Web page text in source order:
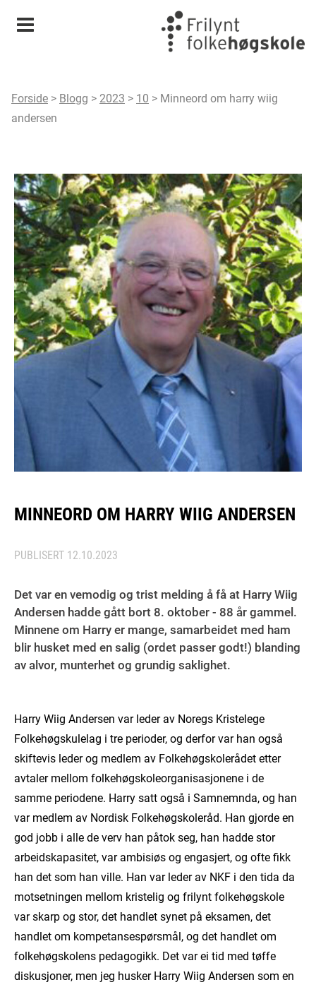
Meny
Forside > Blogg > 2023 > 10 > Minneord om harry wiig
andersen
MINNEORD OM HARRY WIIG ANDERSEN
PUBLISERT 12.10.2023
Det var en vemodig og trist melding å få at Harry Wiig
Andersen hadde gått bort 8. oktober - 88 år gammel.
Minnene om Harry er mange, samarbeidet med ham
blir husket med en salig (ordet passer godt!) blanding
av alvor, munterhet og grundig saklighet.
Harry Wiig Andersen var leder av Noregs Kristelege
Folkehøgskulelag i tre perioder, og derfor var han også
skiftevis leder og medlem av Folkehøgskolerådet etter
avtaler mellom folkehøgskoleorganisasjonene i de
samme periodene. Harry satt også i Samnemnda, og han
var medlem av Nordisk Folkehøgskoleråd. Han gjorde en
god jobb i alle de verv han påtok seg, han hadde stor
arbeidskapasitet, var ambisiøs og engasjert, og ofte fikk
han det som han ville. Han var leder av NKF i den tida da
motsetningen mellom kristelig og frilynt folkehøgskole
var skarp og stor, det handlet synet på eksamen, det
handlet om kompetansespørsmål, og det handlet om
folkehøgskolens pedagogikk. Det var ei tid med tøffe
diskusjoner, men jeg husker Harry Wiig Andersen som en